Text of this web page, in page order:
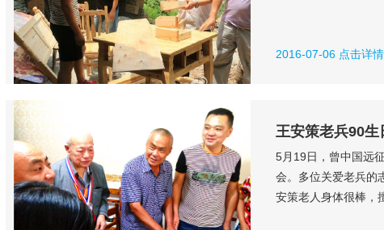
2016-07-06 点击详
王安策老兵90生
5月19日，曾中国远
会。多位关爱老兵的
安策老人身体很棒，